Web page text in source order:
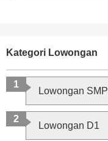
Kategori Lowongan
Lowongan SMP
Lowongan D1